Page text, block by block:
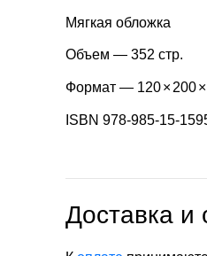
Мягкая обложка
Объем — 352 стр.
Формат — 120× 200×
ISBN 978-985-15-
Доставка и